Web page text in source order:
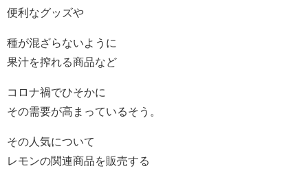
便利なグッズや
種が混ざらないように
果汁を搾れる商品など
コロナ禍でひそかに
その需要が高まっているそう。
その人気について
レモンの関連商品を販売する